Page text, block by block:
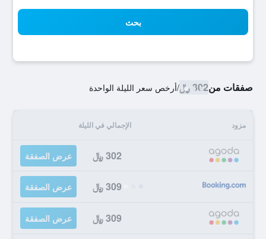
بحث
صفقات من302 ﷼ /أرخص سعر الليلة الواحدة
مزود الإجمالي في الليلة
302 ﷼ عرض الصفقة
309 ﷼ عرض الصفقة
309 ﷼ عرض الصفقة